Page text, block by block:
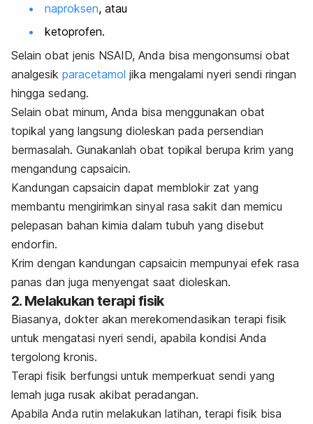
naproksen, atau
ketoprofen.
Selain obat jenis NSAID, Anda bisa mengonsumsi obat
analgesik paracetamol jika mengalami nyeri sendi ringan
hingga sedang.
Selain obat minum, Anda bisa menggunakan obat
topikal yang langsung dioleskan pada persendian
bermasalah. Gunakanlah obat topikal berupa krim yang
mengandung capsaicin.
Kandungan capsaicin dapat memblokir zat yang
membantu mengirimkan sinyal rasa sakit dan memicu
pelepasan bahan kimia dalam tubuh yang disebut
endorfin.
Krim dengan kandungan capsaicin mempunyai efek rasa
panas dan juga menyengat saat dioleskan.
2. Melakukan terapi fisik
Biasanya, dokter akan merekomendasikan terapi fisik
untuk mengatasi nyeri sendi, apabila kondisi Anda
tergolong kronis.
Terapi fisik berfungsi untuk memperkuat sendi yang
lemah juga rusak akibat peradangan.
Apabila Anda rutin melakukan latihan, terapi fisik bisa